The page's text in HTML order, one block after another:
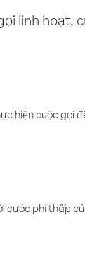
linh hoạt,
hiện cuộc gọi
cước phí thấp